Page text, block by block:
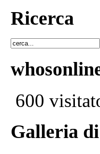
Ricerca
600
Galleria